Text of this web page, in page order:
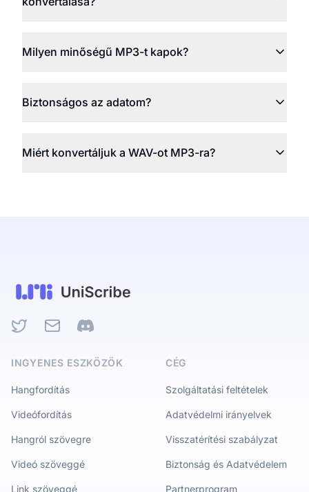
Milyen minőségű MP3-t kapok?
Biztonságos az adatom?
Miért konvertáljuk a WAV-ot MP3-ra?
TwitterEmail Discord
INGYENES ESZKÖZÖK
Hangfordítás
Videófordítás
Hangról szövegre
Videó szöveggé
Link szöveggé
CÉG
Szolgáltatási feltételek
Adatvédelmi irányelvek
Visszatérítési szabályzat
Biztonság és Adatvédelem
Partnerprogram